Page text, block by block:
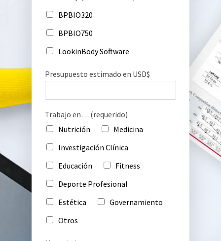
BPBIO320
BPBIO750
LookinBody Software
Presupuesto estimado en USD$
Trabajo en… (requerido)
Nutrición
Medicina
Investigación Clínica
Educación
Fitness
Deporte Profesional
Estética
Governamiento
Otros